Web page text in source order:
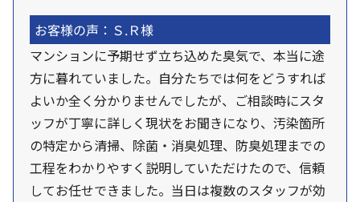
お客様の声：Ｓ.Ｒ様
マンションに予期せず立ち込めた臭気で、本当に途
方に暮れていました。自分たちでは何をどうすれば
よいか全く分かりませんでしたが、ご相談時にスタ
ッフが丁寧に詳しく現状をお聞きになり、汚染箇所
の特定から清掃、除菌・消臭処理、防臭処理までの
工程をわかりやすく説明していただけたので、信頼
してお任せできました。当日は複数のスタッフが効